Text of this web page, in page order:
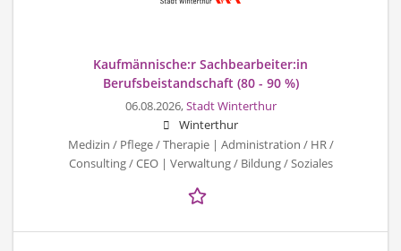
Kaufmännische:r Sachbearbeiter:in
Berufsbeistandschaft (80 - 90 %)
06.08.2026,Stadt Winterthur
Winterthur
Medizin / Pflege / Therapie | Administration / HR /
Consulting / CEO | Verwaltung / Bildung / Soziales